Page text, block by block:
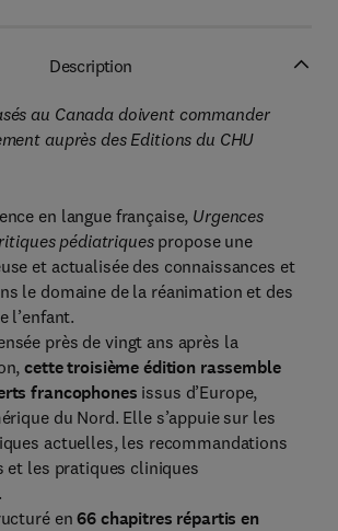
Description
au Canada doivent commander
auprès des Editions du CHU
en langue française, Urgences
pédiatriquespropose une
et actualisée des connaissances et
le domaine de la réanimation et des
l’enfant.
près de vingt ans après la
cette troisième édition rassemble
francophones issus d’Europe,
du Nord. Elle s’appuie sur les
actuelles, les recommandations
et les pratiques cliniques
en66 chapitres répartis en